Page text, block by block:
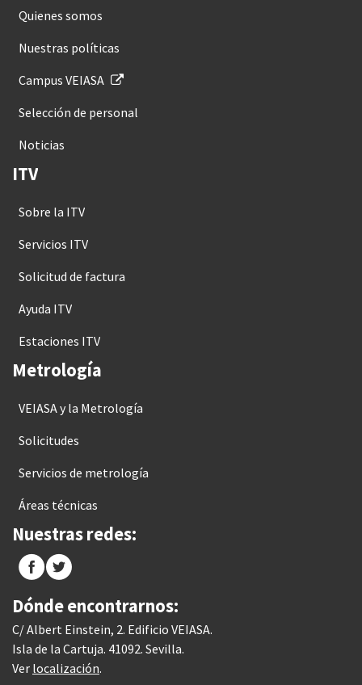
Quienes somos
Nuestras políticas
Campus VEIASA
Selección de personal
Noticias
ITV
Sobre la ITV
Servicios ITV
Solicitud de factura
Ayuda ITV
Estaciones ITV
Metrología
VEIASA y la Metrología
Solicitudes
Servicios de metrología
Áreas técnicas
Nuestras redes:
Dónde encontrarnos:
C/ Albert Einstein, 2. Edificio VEIASA.
Isla de la Cartuja. 41092. Sevilla.
Ver localización.